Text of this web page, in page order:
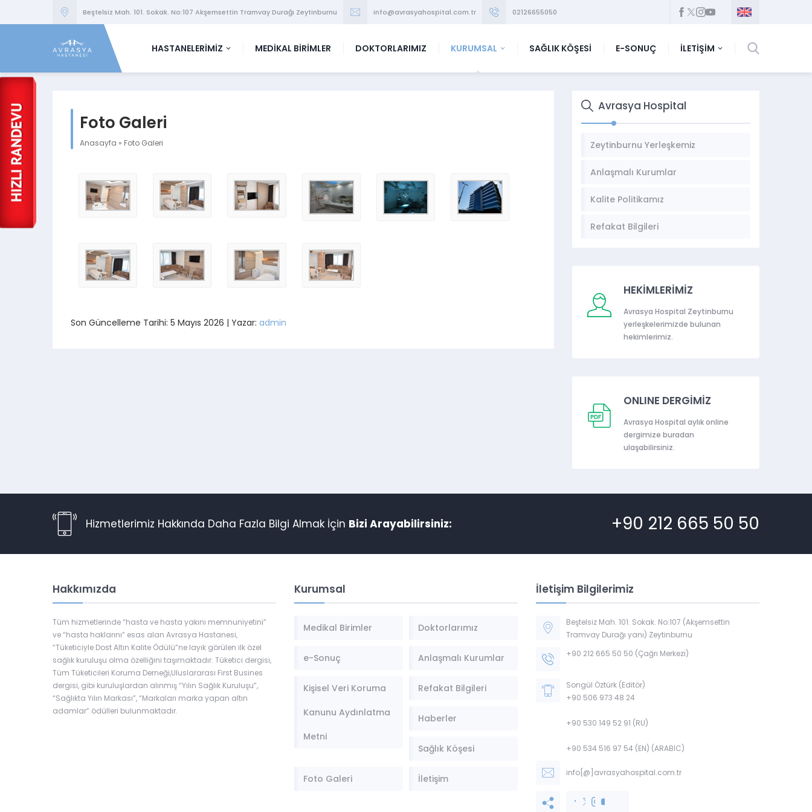
Beştelsiz Mah. 101. Sokak. No:107 Akşemsettin Tramvay Durağı Zeytinburnu info@avrasyahospital.com.tr 02126655050
HASTANELERİMİZ MEDİKAL BİRİMLER DOKTORLARIMIZ KURUMSAL SAĞLIK KÖŞESİ E-SONUÇ İLETİŞİM
Foto Galeri
Anasayfa » Foto Galeri
Son Güncelleme Tarihi: 5 Mayıs 2026 | Yazar: admin
Avrasya Hospital
Zeytinburnu Yerleşkemiz
Anlaşmalı Kurumlar
Kalite Politikamız
Refakat Bilgileri
HEKİMLERİMİZ
Avrasya Hospital Zeytinburnu
yerleşkelerimizde bulunan
hekimlerimiz.
ONLINE DERGİMİZ
Avrasya Hospital aylık online
dergimize buradan
ulaşabilirsiniz.
Hizmetlerimiz Hakkında Daha Fazla Bilgi Almak İçin Bizi Arayabilirsiniz: +90 212 665 50 50
Hakkımızda
Tüm hizmetlerinde “hasta ve hasta yakını memnuniyetini”
ve “hasta haklarını” esas alan Avrasya Hastanesi,
“Tüketiciyle Dost Altın Kalite Ödülü”ne layık görülen ilk özel
sağlık kuruluşu olma özelliğini taşımaktadır. Tüketici dergisi,
Tüm Tüketicileri Koruma Derneği,Uluslararası First Busines
dergisi, gibi kuruluşlardan alınmış “Yılın Sağlık Kuruluşu”,
“Sağlıkta Yılın Markası”, “Markaları marka yapan altın
adamlar” ödülleri bulunmaktadır.
Kurumsal
Medikal Birimler Doktorlarımız
e-Sonuç Anlaşmalı Kurumlar
Kişisel Veri Koruma
Kanunu Aydınlatma
Metni
Refakat Bilgileri
Haberler
Sağlık Köşesi
Foto Galeri İletişim
İletişim Bilgilerimiz
Beştelsiz Mah. 101. Sokak. No:107 (Akşemsettin
Tramvay Durağı yanı) Zeytinburnu
+90 212 665 50 50 (Çağrı Merkezi)
Songül Öztürk (Editör)
+90 506 973 48 24
+90 530 149 52 91 (RU)
+90 534 516 97 54 (EN) (ARABİC)
info[@]avrasyahospital.com.tr